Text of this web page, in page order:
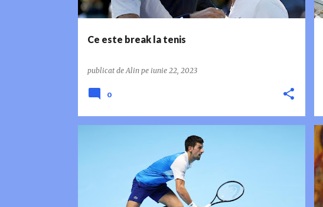
Ce este break la tenis
publicat deAlin pe iunie 22, 2023
0
NOVAK DJOKOVIC